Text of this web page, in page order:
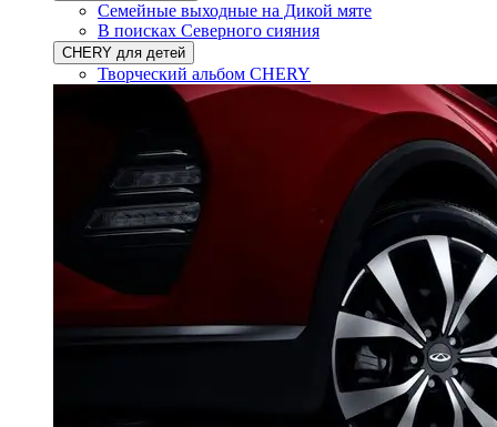
Семейные выходные на Дикой мяте
В поисках Северного сияния
CHERY для детей
Творческий альбом CHERY